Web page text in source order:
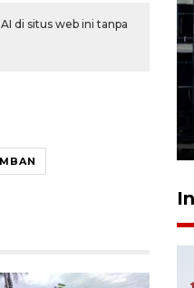
di situs web ini tanpa